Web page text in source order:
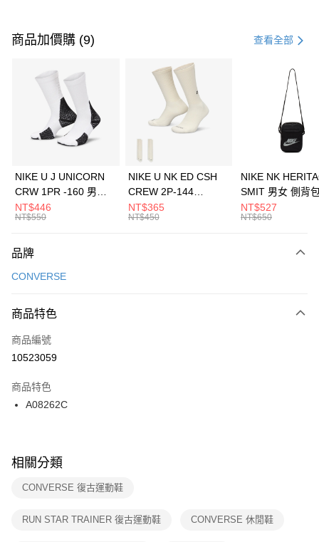
信用卡一次付款
3 期 0 利率 每期 21家銀行
合作金庫商業銀行
第一商業銀行
華南商業銀行
彰化商業銀行
上海商業儲蓄銀行
元大商業銀行
台灣樂天信用卡公司
Apple Pay
全盈+PAY
AFTEE先享後付
【關於「AFTEE先享後付」】
便利好安心！
３．安心：先確認商品／服務後，再付款。
【「AFTEE先享後付」結帳流程】
１．於結帳方式選擇「AFTEE先享後付」後，將跳轉至「AFTEE先享後付」
２．訂單成立數日內，您將收到繳費通知簡訊。
３．收到繳費通知簡訊後14天內，點擊此簡訊中的連結，可透過四大超商／
ATM／網路銀行／等多元方式進行付款，方視為交易完成。
※ 交易是否成功請以「AFTEE先享後付 」之結帳頁面顯示為準，若有關於
是否繳費成功／繳費後需取消欲退款等相關疑問，請聯繫「AFTEE先享後付
客戶支援中心」 https://netprotections.freshdesk.com/support/home
１．透過由恩沛科技股份有限公司提供之「AFTEE先享後付」服務完成之交
運送方式
每筆NT$100，滿NT$1,500(含以上)免運費
宅配
每筆NT$100，滿NT$1,500(含以上)免運費
付款後門市自取
每筆NT$100，滿NT$1,500(含以上)免運費
商品加價購 (9) 查看全部
NIKE U J UNICORN
CRW 1PR -160 男女
中統襪 FZ3393100
NT$446
NT$550
NIKE U NK ED CSH
CREW 2P-144
EMBRDY 男女 短統襪
FZ3073133
NT$365
NT$450
NIKE NK
SMIT 男女 側背
BA5871010
NT$527
NT$650
品牌
CONVERSE
商品特色
商品編號
10523059
商品特色
A08262C
相關分類
CONVERSE 復古運動鞋
RUN STAR TRAINER 復古運動鞋 CONVERSE 休閒鞋